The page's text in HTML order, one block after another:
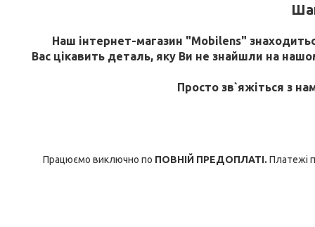
Наш інтернет-магазин "Mobilens"
Вас цікавить деталь, яку Ви не знайшли на
Просто зв`яжіться з
Працюємо виключно по ПОВНІЙ ПРЕДОПЛАТІ. Платежі